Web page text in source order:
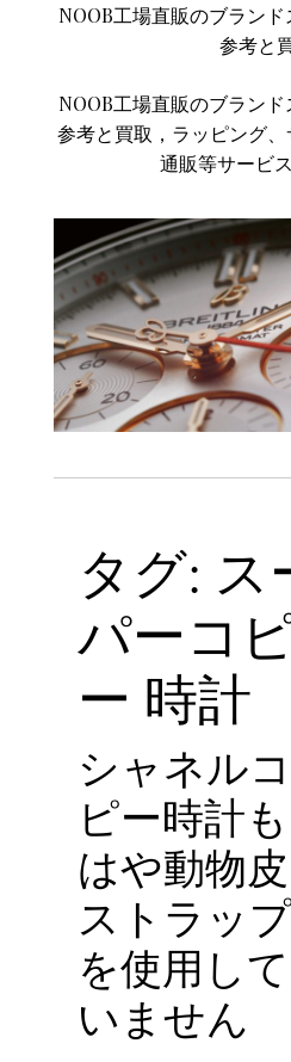
NOOB工場直販のブラン
参考と
NOOB工場直販のブラン
参考と買取，ラッピング
通販等サービ
タグ: ス
パーコ
ー 時計
シャネルコ
ピー時計も
はや動物皮
ストラップ
を使用して
いません